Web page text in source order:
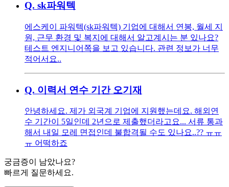
Q. sk파워텍
에스케이 파워텍(sk파워텍) 기업에 대해서 연봉, 월세 지
원, 근무 환경 및 복지에 대해서 알고계시는 분 있나요?
테스트 엔지니어쪽을 보고 있습니다. 관련 정보가 너무
적어서요..
Q. 이력서 연수 기간 오기재
안녕하세요. 제가 외국계 기업에 지원했는데요. 해외연
수 기간이 5일인데 2년으로 제출했더라고요... 서류 통과
해서 내일 모레 면접인데 불합격될 수도 있나요..?? ㅠㅠ
ㅠ 어떡하죠
궁금증이 남았나요?
빠르게 질문하세요.